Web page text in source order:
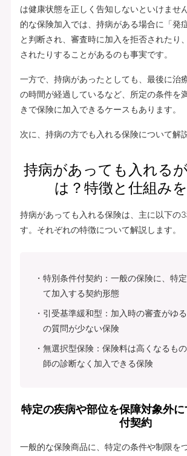
は健康状態を正しく告知しないといけませ
的な保険加入では、持病がある場合に「発
と判断され、審査時に加入を拒否されたり
されたりすることがあるのも事実です。
一方で、持病があったとしても、最後に治
の時間が経過しているなど、所定の条件を
きで保険に加入できるケースもあります。
次に、持病の方でも入れる保険について解
持病があっても入れる
は？特徴と仕組み
持病があっても入れる保険は、主に以下の
す。それぞれの特徴について解説します。
特別条件付契約：一般の保険に、特
て加入する契約形態
引受基準緩和型：加入時の審査がゆ
の質問が少ない保険
無選択型保険：保険料は高くなるも
師の診断なく加入できる保険
特定の疾病や部位を保障対象外
付契約
一般的な保険商品に、特定の条件や制限を